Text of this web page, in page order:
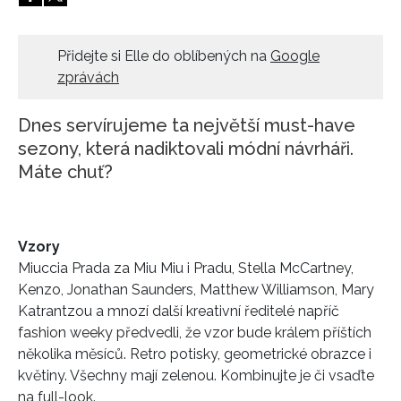
Přidejte si Elle do oblíbených na Google
zprávách
Dnes servírujeme ta největší must-have
sezony, která nadiktovali módní návrháři.
Máte chuť?
Vzory
Miuccia Prada za Miu Miu i Pradu, Stella McCartney,
Kenzo, Jonathan Saunders, Matthew Williamson, Mary
Katrantzou a mnozí další kreativní ředitelé napříč
fashion weeky předvedli, že vzor bude králem příštích
několika měsíců. Retro potisky, geometrické obrazce i
květiny. Všechny mají zelenou. Kombinujte je či vsaďte
na full-look.